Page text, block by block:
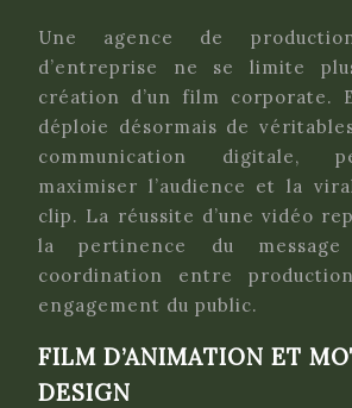
Une agence de
d’entreprise ne se limite
création d’un film corporate.
déploie désormais de
communication digitale,
maximiser l’audience et la
clip. La réussite d’une vidéo
la pertinence du
coordination entre
engagement du public.
FILM D’ANIMATION ET
DESIGN